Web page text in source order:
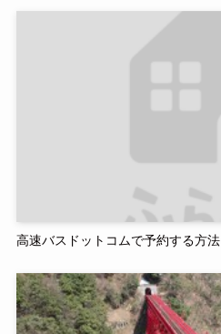
高速バスドットコムで予約する方法